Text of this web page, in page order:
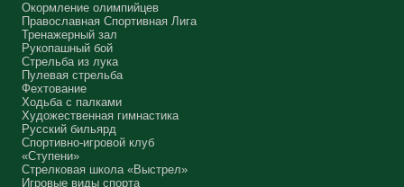
Окормление олимпийцев
Православная Спортивная Лига
Тренажерный зал
Рукопашный бой
Стрельба из лука
Пулевая стрельба
Фехтование
Ходьба с палками
Художественная гимнастика
Русский бильярд
Спортивно-игровой клуб
«Ступени»
Стрелковая школа «Выстрел»
Игровые виды спорта